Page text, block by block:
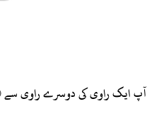
آپ ایک راوی کی دوسرے راوی سے